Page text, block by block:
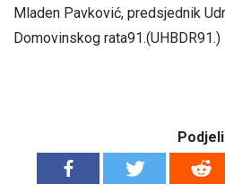
Mladen Pavković, predsjednik
Domovinskog rata91.(UHBDR91.)
Podjeli